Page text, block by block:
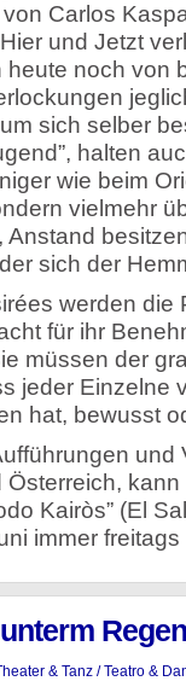
Carlos
und Jetzt
heute noch von
sich selber
halten
wie beim
vielmehr
Anstand
sich der
werden die
für ihr
müssen der
jeder Einzelne
hat, bewusst
und
Kairòs” (El
immer
& Tanz / Teatro &